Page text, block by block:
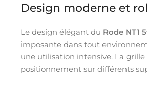
Design moderne et
Le design élégant du Rode NT1
imposante dans tout
une utilisation intensive. La
positionnement sur différents